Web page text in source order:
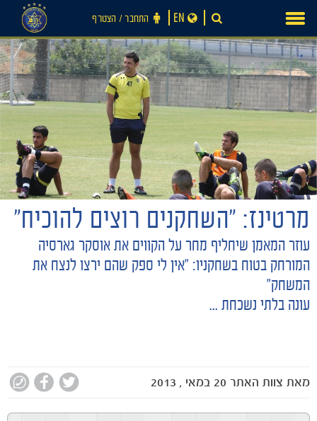
חדשות
content
התחבר ‪/‬ הצטרף EN
מרטינז: "השחקנים רוצים להוכיח"
עוזר המאמן שיחליף מחר על הקווים את אוסקר גארסיה
המורחק בטוח בשחקניו: "אין לי ספק שהם ירצו לנצח את
המשחק"
עונה בלתי נשכחת ...
מאת צוות האתר 20 במאי , 2013